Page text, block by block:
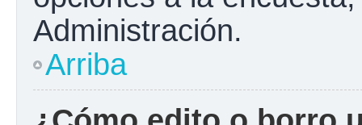
Administración.
Arriba